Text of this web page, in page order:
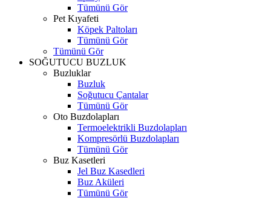
Tümünü Gör
Pet Kıyafeti
Köpek Paltoları
Tümünü Gör
Tümünü Gör
SOĞUTUCU BUZLUK
Buzluklar
Buzluk
Soğutucu Çantalar
Tümünü Gör
Oto Buzdolapları
Termoelektrikli Buzdolapları
Kompresörlü Buzdolapları
Tümünü Gör
Buz Kasetleri
Jel Buz Kasedleri
Buz Aküleri
Tümünü Gör